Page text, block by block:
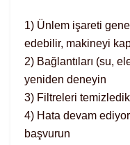
1) Ünlem işareti genel
edebilir, makineyi
2) Bağlantıları (su,
yeniden deneyin
3) Filtreleri
4) Hata devam
başvurun